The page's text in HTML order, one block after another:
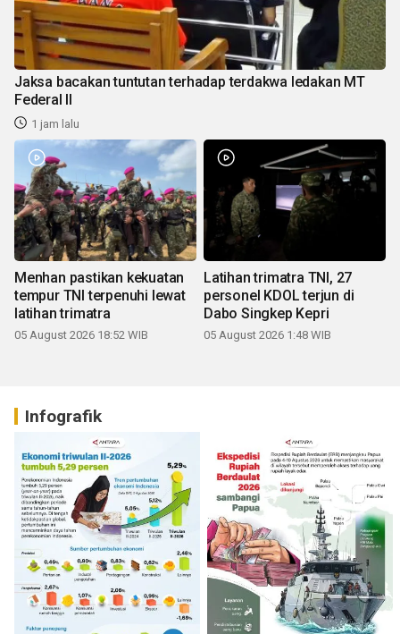
Jaksa bacakan tuntutan terhadap terdakwa ledakan MT
Federal II
1 jam lalu
Menhan pastikan kekuatan
tempur TNI terpenuhi lewat
latihan trimatra
05 August 2026 18:52 WIB
Latihan trimatra TNI, 27
personel KDOL terjun di
Dabo Singkep Kepri
05 August 2026 1:48 WIB
Infografik